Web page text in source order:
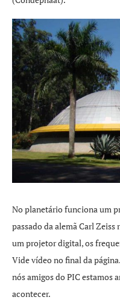
No planetário funciona um
passado da alemã Carl
um projetor digital, os
Vide vídeo no final da
nós amigos do PIC estamos
acontecer.